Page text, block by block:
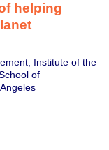
helping
Institute of the
of